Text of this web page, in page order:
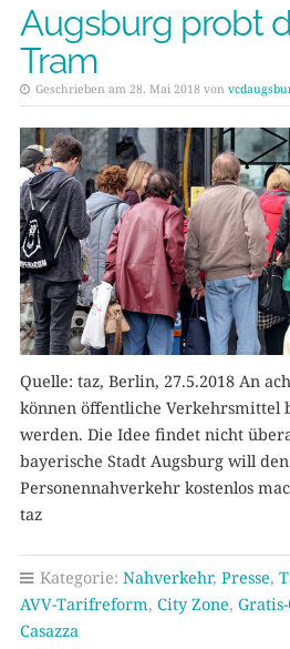
Augsburg probt
Tram
Geschrieben am 28. Mai 2018 von
Quelle: taz, Berlin, 27.5.2018 An
können öffentliche Verkehrsmittel
werden. Die Idee findet nicht
bayerische Stadt Augsburg will
Personennahverkehr kostenlos
taz
Kategorie: Nahverkehr, Presse,
AVV-Tarifreform, City Zone, Gratis-
Casazza